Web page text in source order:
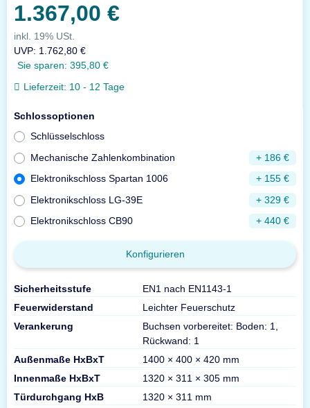
1.367,00 €
inkl. 19% USt.
UVP: 1.762,80 €
Sie sparen: 395,80 €
Lieferzeit: 10 - 12 Tage
Schlossoptionen
Schlüsselschloss
Mechanische Zahlenkombination
+ 186 €
Elektronikschloss Spartan 1006
+ 155 €
Elektronikschloss LG-39E
+ 329 €
Elektronikschloss CB90
+ 440 €
Konfigurieren
Sicherheitsstufe
EN1 nach EN1143-1
Feuerwiderstand
Leichter Feuerschutz
Verankerung
Buchsen vorbereitet: Boden: 1,
Rückwand: 1
Außenmaße HxBxT
1400 × 400 × 420 mm
Innenmaße HxBxT
1320 × 311 × 305 mm
Türdurchgang HxB
1320 × 311 mm